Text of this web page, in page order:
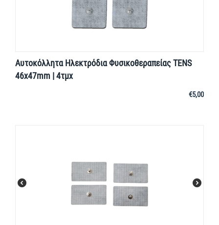
Αυτοκόλλητα Ηλεκτρόδια Φυσικοθεραπείας TENS
46x47mm | 4τμχ
€5,00